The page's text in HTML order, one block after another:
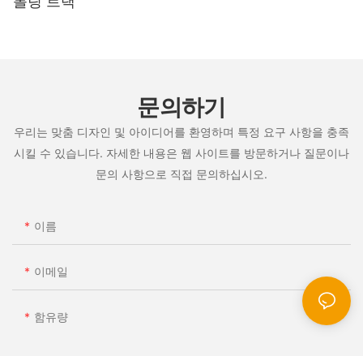
문의하기
우리는 맞춤 디자인 및 아이디어를 환영하며 특정 요구 사항을 충족
시킬 수 있습니다. 자세한 내용은 웹 사이트를 방문하거나 질문이나
문의 사항으로 직접 문의하십시오.
이름
이메일
함유량